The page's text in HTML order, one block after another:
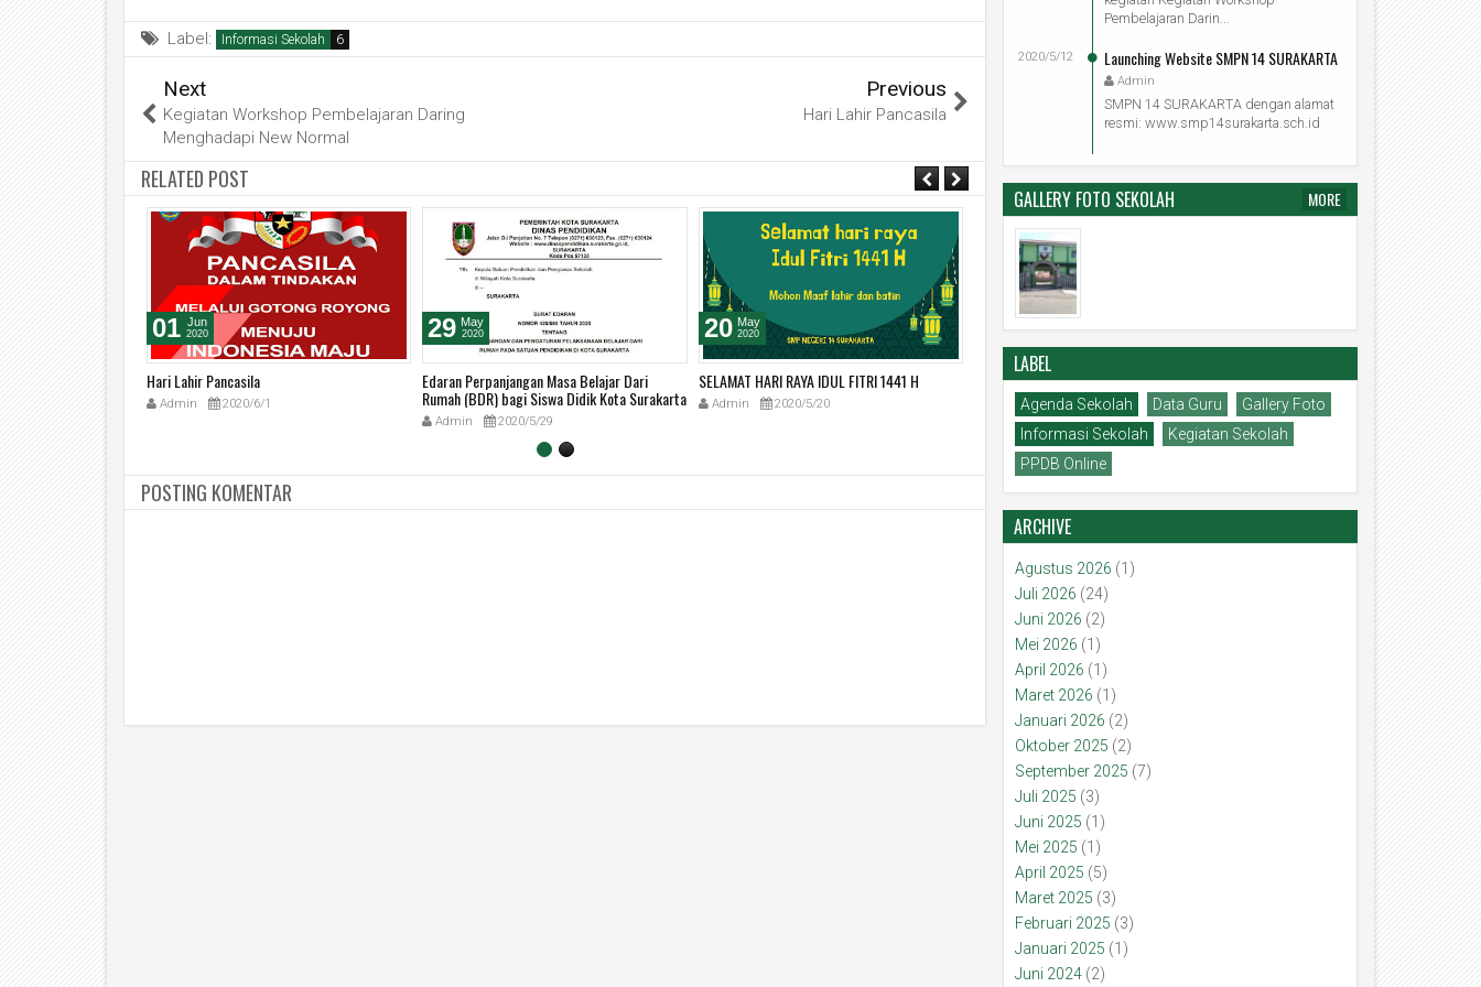
Label: Informasi Sekolah
Next
Kegiatan Workshop Pembelajaran Daring
Menghadapi New Normal
Previous
Hari Lahir Pancasila
RELATED POST
01 Jun
2020
Hari Lahir Pancasila
Admin 2020/6/1
29 May
2020
Edaran Perpanjangan Masa Belajar Dari
Rumah (BDR) bagi Siswa Didik Kota Surakarta
Admin 2020/5/29
20 May
2020
SELAMAT HARI RAYA IDUL FITRI 1441 H
Admin 2020/5/20
20 May
INFO KELULUSAN
Admin 2020/5/20
12
Foto Fasilitas Sekolah
Admin 2020/5/12
POSTING KOMENTAR
Pembelajaran Darin...
Launching Website SMPN 14 SURAKARTA
Admin
2020/5/12
SMPN 14 SURAKARTA dengan alamat
resmi: www.smp14surakarta.sch.id
GALLERY FOTO SEKOLAH MORE
LABEL
Agenda Sekolah Data Guru
Gallery Foto
Informasi Sekolah
Kegiatan Sekolah
PPDB Online
ARCHIVE
Agustus 2026 (1)
Juli 2026 (24)
Juni 2026 (2)
Mei 2026 (1)
April 2026 (1)
Maret 2026 (1)
Januari 2026 (2)
Oktober 2025 (2)
September 2025 (7)
Juli 2025 (3)
Juni 2025 (1)
Mei 2025 (1)
April 2025 (5)
Maret 2025 (3)
Februari 2025 (3)
Januari 2025 (1)
Juni 2024 (2)